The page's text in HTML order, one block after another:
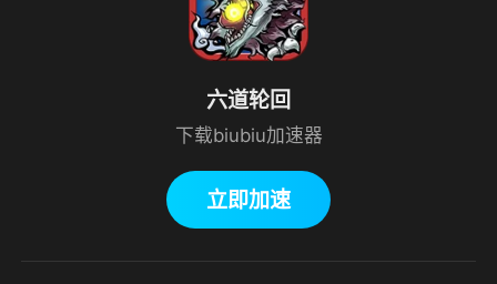
六道轮回
下载biubiu加速器
立即加速